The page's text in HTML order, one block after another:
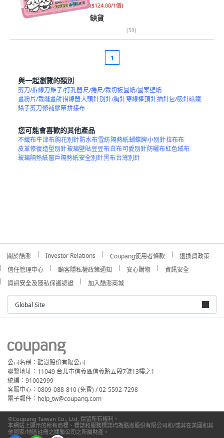
($124.00/1個)
缺貨
(50)
1
與一起瀏覽的類別
剪刀/拆線刀錐子/打孔器尺/捲尺/裁切板圖紙/圖案壁紙
畫粉片/裁縫畫餅描線器大頭針別針/胸針穿線棒頂針插針包/吸針磁鐵
鑷子剪刀修補膠帶拼接布
您可能會喜歡的其他產品
不織布牛津布胸花別針防水布雪紡隔熱紙蝴蝶牌小別針拉布布
皮革修復造型別針玻璃壁貼豆豆布白布可愛別針防曬布紅色絨布
玻璃隔熱紙窗戶隔熱紙安全別針黑布台灣別針
關於酷澎 Investor Relations Coupang使用者條款
退換貨政策
信任管理中心
顧客隱私權政策通知 安心購物
資訊安全
資訊安全及隱私保護認證
加入酷澎商城
Global Site
公司名稱：酷澎股份有限公司
聯繫地址：11049 台北市信義區信義路五段7號13樓之1
統編：91002999
客服中心：0809-088-810 (免費) / 02-5592-7298
電子郵件：help_tw@coupang.com
©Coupang Taiwan Co., Ltd. 保留所有權利。
本網站上顯示的所有商標、標誌和服務標誌均為酷澎股份有限公司和/或其在美國和其
他國家/地區註冊之關聯公司之所屬財產。